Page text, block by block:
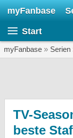
myFanbase
Start
myFanbase » Serien
TV-
beste